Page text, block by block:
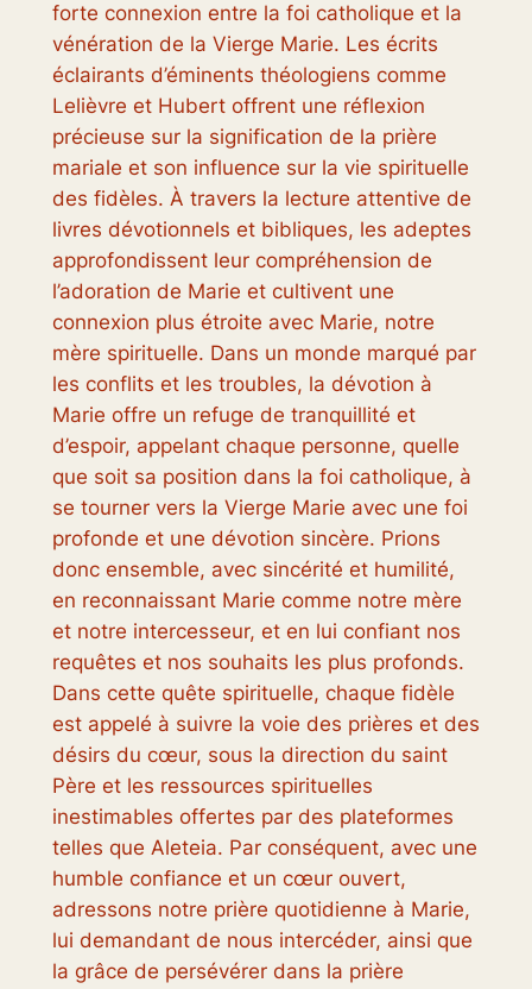
forte connexion entre la foi catholique et la
vénération de la Vierge Marie. Les écrits
éclairants d’éminents théologiens comme
Lelièvre et Hubert offrent une réflexion
précieuse sur la signification de la prière
mariale et son influence sur la vie spirituelle
des fidèles. À travers la lecture attentive de
livres dévotionnels et bibliques, les adeptes
approfondissent leur compréhension de
l’adoration de Marie et cultivent une
connexion plus étroite avec Marie, notre
mère spirituelle. Dans un monde marqué par
les conflits et les troubles, la dévotion à
Marie offre un refuge de tranquillité et
d’espoir, appelant chaque personne, quelle
que soit sa position dans la foi catholique, à
se tourner vers la Vierge Marie avec une foi
profonde et une dévotion sincère. Prions
donc ensemble, avec sincérité et humilité,
en reconnaissant Marie comme notre mère
et notre intercesseur, et en lui confiant nos
requêtes et nos souhaits les plus profonds.
Dans cette quête spirituelle, chaque fidèle
est appelé à suivre la voie des prières et des
désirs du cœur, sous la direction du saint
Père et les ressources spirituelles
inestimables offertes par des plateformes
telles que Aleteia. Par conséquent, avec une
humble confiance et un cœur ouvert,
adressons notre prière quotidienne à Marie,
lui demandant de nous intercéder, ainsi que
la grâce de persévérer dans la prière